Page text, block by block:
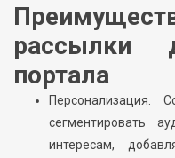
рассылки
портала
Персонализация.
сегментировать
интересам,